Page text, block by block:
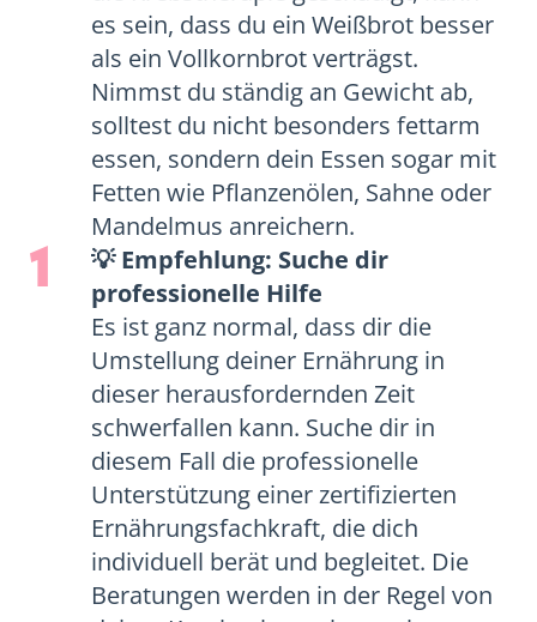
es sein, dass du ein Weißbrot besser
als ein Vollkornbrot verträgst.
Nimmst du ständig an Gewicht ab,
solltest du nicht besonders fettarm
essen, sondern dein Essen sogar mit
Fetten wie Pflanzenölen, Sahne oder
Mandelmus anreichern.
1
💡 Empfehlung: Suche dir
professionelle Hilfe
Es ist ganz normal, dass dir die
Umstellung deiner Ernährung in
dieser herausfordernden Zeit
schwerfallen kann. Suche dir in
diesem Fall die professionelle
Unterstützung einer zertifizierten
Ernährungsfachkraft, die dich
individuell berät und begleitet. Die
Beratungen werden in der Regel von